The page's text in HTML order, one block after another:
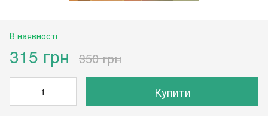
В наявності
315 грн 350 грн
Купити